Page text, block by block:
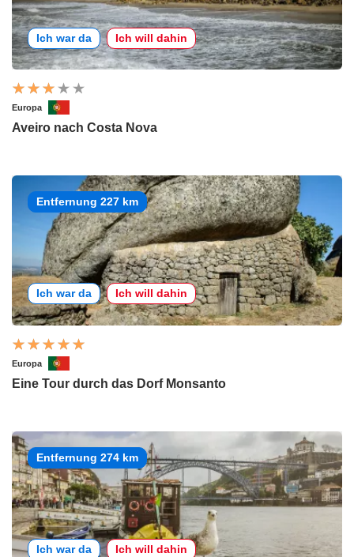
Ich war da Ich will dahin
Europa
Aveiro nach Costa Nova
Entfernung 227 km
Ich war da Ich will dahin
Europa
Eine Tour durch das Dorf Monsanto
Entfernung 274 km
Ich war da Ich will dahin